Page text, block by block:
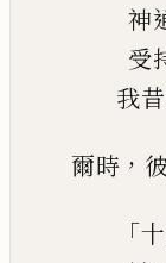
神
受
我
爾時 ，
「